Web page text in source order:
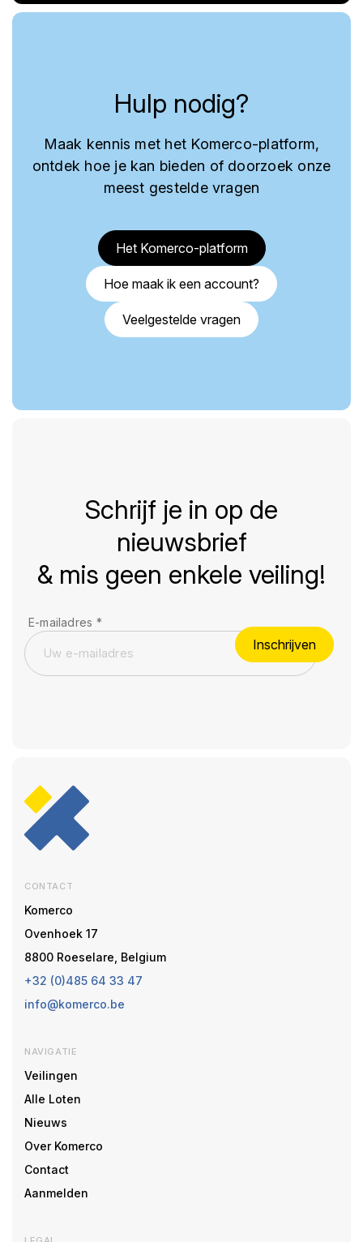
Hulp nodig?
Maak kennis met het Komerco-platform,
ontdek hoe je kan bieden of doorzoek onze
meest gestelde vragen
Het Komerco-platform
Hoe maak ik een account?
Veelgestelde vragen
Schrijf je in op de
nieuwsbrief
& mis geen enkele veiling!
E-mailadres *
Inschrijven
CONTACT
Komerco
Ovenhoek 17
8800 Roeselare, Belgium
+32 (0)485 64 33 47
info@komerco.be
NAVIGATIE
Veilingen
Alle Loten
Nieuws
Over Komerco
Contact
Aanmelden